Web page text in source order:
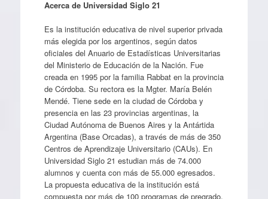
Acerca de Universidad Siglo 21
Es la institución educativa de nivel superior privada
más elegida por los argentinos, según datos
oficiales del Anuario de Estadísticas Universitarias
del Ministerio de Educación de la Nación. Fue
creada en 1995 por la familia Rabbat en la provincia
de Córdoba. Su rectora es la Mgter. María Belén
Mendé. Tiene sede en la ciudad de Córdoba y
presencia en las 23 provincias argentinas, la
Ciudad Autónoma de Buenos Aires y la Antártida
Argentina (Base Orcadas), a través de más de 350
Centros de Aprendizaje Universitario (CAUs). En
Universidad Siglo 21 estudian más de 74.000
alumnos y cuenta con más de 55.000 egresados.
La propuesta educativa de la institución está
compuesta por más de 100 programas de pregrado,